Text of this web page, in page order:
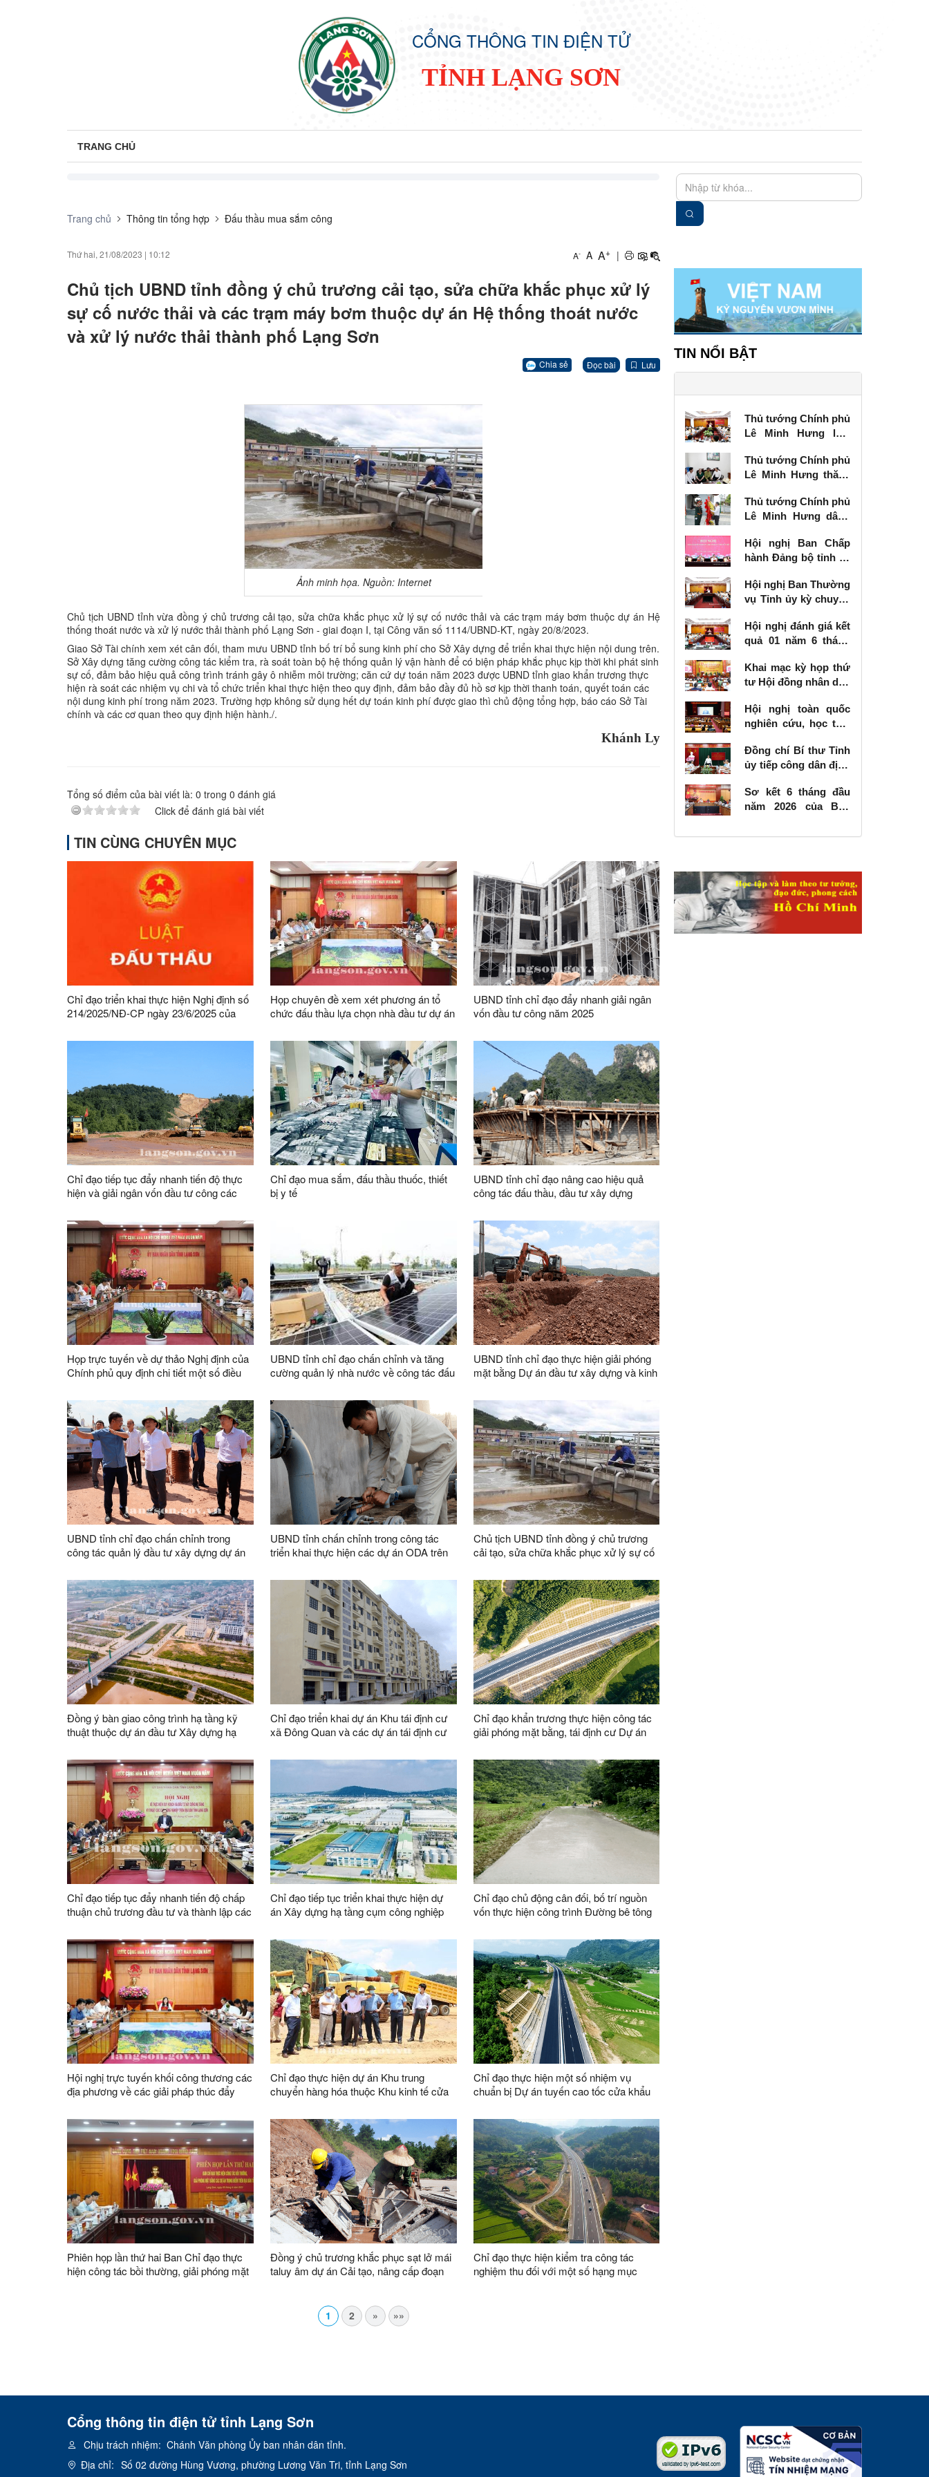
CỔNG THÔNG TIN ĐIỆN TỬ
TỈNH LẠNG SƠN
TRANG CHỦ
Trang chủ Thông tin tổng hợp Đấu thầu mua sắm công
Thứ hai, 21/08/2023 | 10:12 A- A A+ |
Chủ tịch UBND tỉnh đồng ý chủ trương cải tạo, sửa chữa khắc phục xử lý
sự cố nước thải và các trạm máy bơm thuộc dự án Hệ thống thoát nước
và xử lý nước thải thành phố Lạng Sơn
Chia sẻ Đọc bài Lưu
Ảnh minh họa. Nguồn: Internet
Chủ tịch UBND tỉnh vừa đồng ý chủ trương cải tạo, sửa chữa khắc phục xử lý sự cố nước thải và các trạm máy bơm thuộc dự án Hệ
thống thoát nước và xử lý nước thải thành phố Lạng Sơn - giai đoạn I, tại Công văn số 1114/UBND-KT, ngày 20/8/2023.
Giao Sở Tài chính xem xét cân đối, tham mưu UBND tỉnh bố trí bổ sung kinh phí cho Sở Xây dựng để triển khai thực hiện nội dung trên.
Sở Xây dựng tăng cường công tác kiểm tra, rà soát toàn bộ hệ thống quản lý vận hành để có biện pháp khắc phục kịp thời khi phát sinh
sự cố, đảm bảo hiệu quả công trình tránh gây ô nhiễm môi trường; căn cứ dự toán năm 2023 được UBND tỉnh giao khẩn trương thực
hiện rà soát các nhiệm vụ chi và tổ chức triển khai thực hiện theo quy định, đảm bảo đầy đủ hồ sơ kịp thời thanh toán, quyết toán các
nội dung kinh phí trong năm 2023. Trường hợp không sử dụng hết dự toán kinh phí được giao thì chủ động tổng hợp, báo cáo Sở Tài
chính và các cơ quan theo quy định hiện hành./.
Khánh Ly
Tổng số điểm của bài viết là: 0 trong 0 đánh giá
Click để đánh giá bài viết
TIN CÙNG CHUYÊN MỤC
Chỉ đạo triển khai thực hiện Nghị định số
214/2025/NĐ-CP ngày 23/6/2025 của
thực hiện Luật Đấu thầu
Họp chuyên đề xem xét phương án tổ
chức đấu thầu lựa chọn nhà đầu tư dự án
Lang, xã Văn Lãng
UBND tỉnh chỉ đạo đẩy nhanh giải ngân
vốn đầu tư công năm 2025
Chỉ đạo tiếp tục đẩy nhanh tiến độ thực
hiện và giải ngân vốn đầu tư công các
vận tải, các dự án đầu tư trên địa bàn tỉnh
Chỉ đạo mua sắm, đấu thầu thuốc, thiết
bị y tế
UBND tỉnh chỉ đạo nâng cao hiệu quả
công tác đấu thầu, đầu tư xây dựng
Họp trực tuyến về dự thảo Nghị định của
Chính phủ quy định chi tiết một số điều
UBND tỉnh chỉ đạo chấn chỉnh và tăng
cường quản lý nhà nước về công tác đấu
UBND tỉnh chỉ đạo thực hiện giải phóng
mặt bằng Dự án đầu tư xây dựng và kinh
VSIP Lạng Sơn
UBND tỉnh chỉ đạo chấn chỉnh trong
công tác quản lý đầu tư xây dựng dự án
trong việc thực hiên kết luận Kiểm toán
nhà nước
UBND tỉnh chấn chỉnh trong công tác
triển khai thực hiện các dự án ODA trên
Chủ tịch UBND tỉnh đồng ý chủ trương
cải tạo, sửa chữa khắc phục xử lý sự cố
dự án Hệ thống thoát nước và xử lý nước
thải thành phố Lạng Sơn
Đồng ý bàn giao công trình hạ tầng kỹ
thuật thuộc dự án đầu tư Xây dựng hạ
Tiểu khu tái định cư khối 9, phường
Hoàng Văn Thụ, thành phố Lạng Sơn
Chỉ đạo triển khai dự án Khu tái định cư
xã Đông Quan và các dự án tái định cư
Chỉ đạo khẩn trương thực hiện công tác
giải phóng mặt bằng, tái định cư Dự án
Lăng theo hình thức BOT
Chỉ đạo tiếp tục đẩy nhanh tiến độ chấp
thuận chủ trương đầu tư và thành lập các
quan tâm thực hiện trên địa bàn tỉnh
Chỉ đạo tiếp tục triển khai thực hiện dự
án Xây dựng hạ tầng cụm công nghiệp
định cư Hợp Thành
Chỉ đạo chủ động cân đối, bố trí nguồn
vốn thực hiện công trình Đường bê tông
Gia, huyện Lộc Bình
Hội nghị trực tuyến khối công thương các
địa phương về các giải pháp thúc đẩy
nhập khẩu năm 2023
Chỉ đạo thực hiện dự án Khu trung
chuyển hàng hóa thuộc Khu kinh tế cửa
Chỉ đạo thực hiện một số nhiệm vụ
chuẩn bị Dự án tuyến cao tốc cửa khẩu
Phiên họp lần thứ hai Ban Chỉ đạo thực
hiện công tác bồi thường, giải phóng mặt
Đồng ý chủ trương khắc phục sạt lở mái
taluy âm dự án Cải tạo, nâng cấp đoạn
Chỉ đạo thực hiện kiểm tra công tác
nghiệm thu đối với một số hạng mục
1 2 » »»
TIN NỔI BẬT
Thủ tướng Chính phủ
Lê Minh Hưng làm
vụ Tỉnh ủy Lạng Sơn
Thủ tướng Chính phủ
Lê Minh Hưng thăm,
binh tại Lạng Sơn
Thủ tướng Chính phủ
Lê Minh Hưng dâng
các Anh hùng liệt sĩ
tại Lạng Sơn
Hội nghị Ban Chấp
hành Đảng bộ tỉnh kỳ
Hội nghị Ban Thường
vụ Tỉnh ủy kỳ chuyên
Hội nghị đánh giá kết
quả 01 năm 6 tháng
số 57-NQ/TW
Khai mạc kỳ họp thứ
tư Hội đồng nhân dân
kỳ 2026 - 2031
Hội nghị toàn quốc
nghiên cứu, học tập,
khai thực hiện Nghị
quyết số 10-NQ/TW
phát triển kinh tế có
vốn đầu tư nước
Đồng chí Bí thư Tỉnh
ủy tiếp công dân định
Sơ kết 6 tháng đầu
năm 2026 của Ban
các công trình, dự án
giao thông vận tải
Cổng thông tin điện tử tỉnh Lạng Sơn
Chịu trách nhiệm: Chánh Văn phòng Ủy ban nhân dân tỉnh.
Địa chỉ: Số 02 đường Hùng Vương, phường Lương Văn Tri, tỉnh Lạng Sơn